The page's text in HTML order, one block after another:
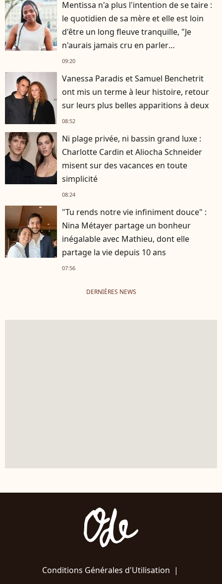
Mentissa n'a plus l'intention de se taire :
le quotidien de sa mère et elle est loin
d'être un long fleuve tranquille, "Je
n'aurais jamais cru en parler
publiquement"
09:20
Vanessa Paradis et Samuel Benchetrit
ont mis un terme à leur histoire, retour
sur leurs plus belles apparitions à deux
08:52
Ni plage privée, ni bassin grand luxe :
Charlotte Cardin et Aliocha Schneider
misent sur des vacances en toute
simplicité
08:24
"Tu rends notre vie infiniment douce" :
Nina Métayer partage un bonheur
inégalable avec Mathieu, dont elle
partage la vie depuis 10 ans
07:56
DERNIÈRES NEWS
Conditions Générales d'Utilisation |